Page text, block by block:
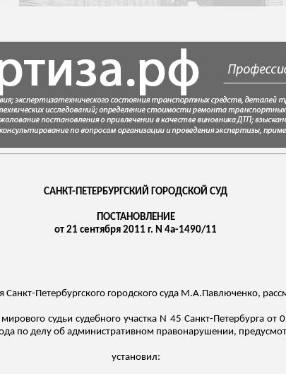
САНКТ-ПЕТЕРБУРГСКИЙ ГОРОДСКОЙ СУД
ПОСТАНОВЛЕНИЕ
от 21 сентября 2011 г. N 4а-1490/11
Петербургского городского суда М.А.Павлюченко,
судьи судебного участка N 45 Санкт-Петербурга
по делу об административном правонарушении,
установил: